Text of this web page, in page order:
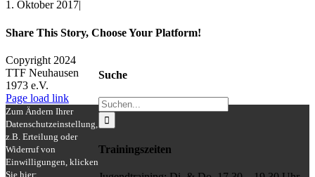
1. Oktober 2017|
Share This Story, Choose Your Platform!
Facebook
X
Reddit
LinkedIn
WhatsApp
Tumblr
Pinterest
Vk
Xing
E-
Mail
Suche
Suche
nach:
Trainingszeiten
Copyright 2024
TTF Neuhausen
1973 e.V.
Facebook
Instagram
Page load link
Zum Ändern Ihrer
Datenschutzeinstellung,
z.B. Erteilung oder
Widerruf von
Einwilligungen, klicken
Sie hier: